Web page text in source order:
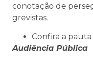
conotação de
grevistas.
Confira a
Audiência Pública